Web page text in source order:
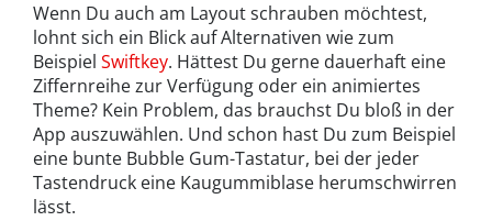
Wenn Du auch am Layout schrauben möchtest,
lohnt sich ein Blick auf Alternativen wie zum
Beispiel Swiftkey. Hättest Du gerne dauerhaft eine
Ziffernreihe zur Verfügung oder ein animiertes
Theme? Kein Problem, das brauchst Du bloß in der
App auszuwählen. Und schon hast Du zum Beispiel
eine bunte Bubble Gum-Tastatur, bei der jeder
Tastendruck eine Kaugummiblase herumschwirren
lässt.